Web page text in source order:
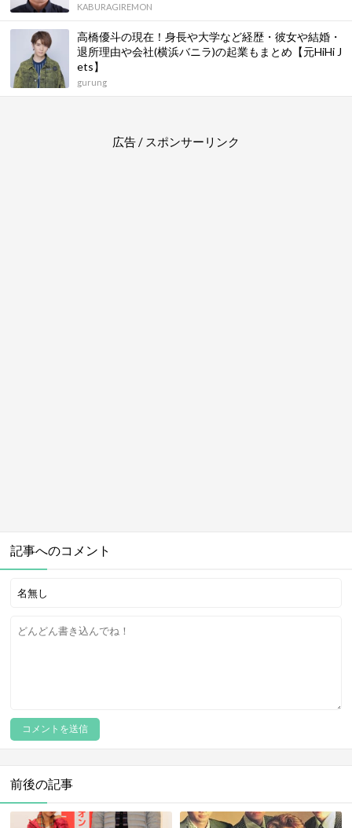
KABURAGIREMON
高橋優斗の現在！身長や大学など経歴・彼女や結婚・
退所理由や会社(横浜バニラ)の起業もまとめ【元HiHi J
ets】
gurung
広告 / スポンサーリンク
記事へのコメント
前後の記事